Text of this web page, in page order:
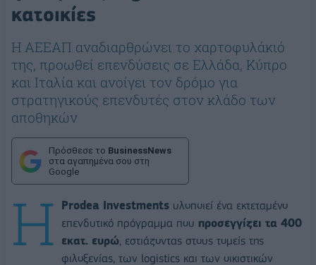
κατοικίες
Η ΑΕΕΑΠ αναδιαρθρώνει το χαρτοφυλάκιό
της, προωθεί επενδύσεις σε Ελλάδα, Κύπρο
και Ιταλία και ανοίγει τον δρόμο για
στρατηγικούς επενδυτές στον κλάδο των
αποθηκών
Πρόσθεσε το BusinessNews
στα αγαπημένα σου στη
Google
Η Prodea Investments υλοποιεί ένα εκτεταμένο
επενδυτικό πρόγραμμα που προσεγγίζει τα 400
εκατ. ευρώ, εστιάζοντας στους τομείς της
φιλοξενίας, των logistics και των οικιστικών